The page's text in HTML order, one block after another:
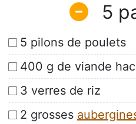
5
5 pilons de poulets
400 g de viande
3 verres de riz
2 grosses